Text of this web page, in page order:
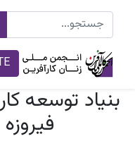
بنياد توسعه